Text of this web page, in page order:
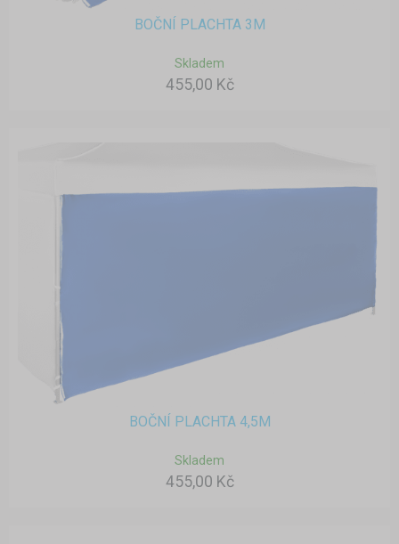
BOČNÍ PLACHTA 3M
Skladem
455,00 Kč
BOČNÍ PLACHTA 4,5M
Skladem
455,00 Kč